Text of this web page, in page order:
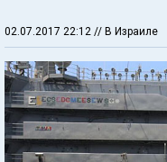
02.07.2017 22:12 // В Израиле